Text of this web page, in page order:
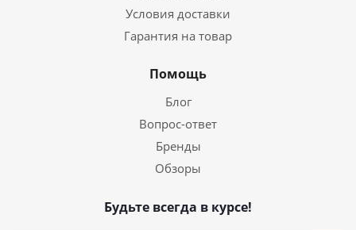
Условия доставки
Гарантия на товар
Помощь
Блог
Вопрос-ответ
Бренды
Обзоры
Будьте всегда в курсе!